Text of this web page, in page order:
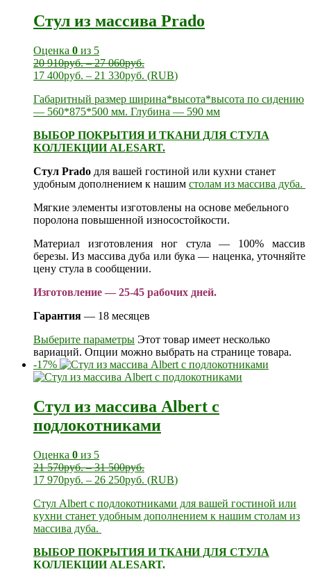
Стул из массива Prado
Оценка 0 из 5
20 910руб.–27 060руб.
17 400руб. – 21 330руб. (RUB)
Габаритный размер ширина*высота*высота по сидению
— 560*875*500 мм. Глубина — 590 мм
ВЫБОР ПОКРЫТИЯ И ТКАНИ ДЛЯ СТУЛА
КОЛЛЕКЦИИ ALESART.
Стул Prado для вашей гостиной или кухни станет
удобным дополнением к нашим столам из массива дуба.
Мягкие элементы изготовлены на основе мебельного
поролона повышенной износостойкости.
Материал изготовления ног стула — 100% массив
березы. Из массива дуба или бука — наценка, уточняйте
цену стула в сообщении.
Изготовление — 25-45 рабочих дней.
Гарантия — 18 месяцев
Выберите параметры Этот товар имеет несколько
вариаций. Опции можно выбрать на странице товара.
-17%
Стул из массива Albert с
подлокотниками
Оценка 0 из 5
21 570руб.–31 500руб.
17 970руб. – 26 250руб. (RUB)
Стул Albert с подлокотниками для вашей гостиной или
кухни станет удобным дополнением к нашим столам из
массива дуба.
ВЫБОР ПОКРЫТИЯ И ТКАНИ ДЛЯ СТУЛА
КОЛЛЕКЦИИ ALESART.